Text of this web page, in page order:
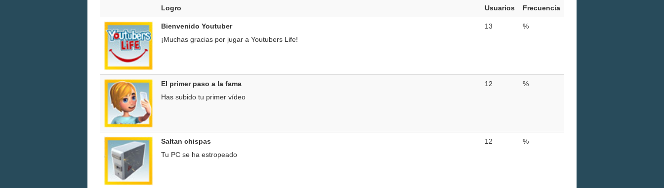
Logro Usuarios Frecuencia
Bienvenido Youtuber
¡Muchas gracias por jugar a Youtubers Life!
13 %
El primer paso a la fama
Has subido tu primer vídeo
12 %
Saltan chispas
Tu PC se ha estropeado
12 %